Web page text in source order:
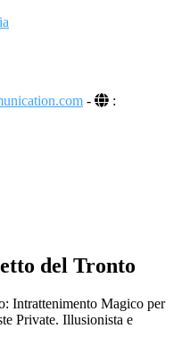
-
:
del Tronto
Intrattenimento Magico per
Private. Illusionista e